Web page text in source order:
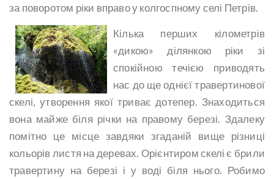
за поворотом ріки вправо у колгоспному селі Петрів.
Кілька перших кілометрів
«дикою» ділянкою ріки зі
спокійною течією приводять
нас до ще однієї травертинової
скелі, утворення якої триває дотепер. Знаходиться
вона майже біля річки на правому березі. Здалеку
помітно це місце завдяки згаданій вище різниці
кольорів листя на деревах. Орієнтиром скелі є брили
травертину на березі і у воді біля нього. Робимо